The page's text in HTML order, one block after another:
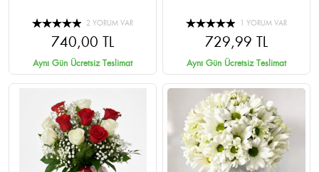
2 YORUM VAR
740,00 TL
Aynı Gün Ücretsiz Teslimat
1 YORUM VAR
729,99 TL
Aynı Gün Ücretsiz Teslimat